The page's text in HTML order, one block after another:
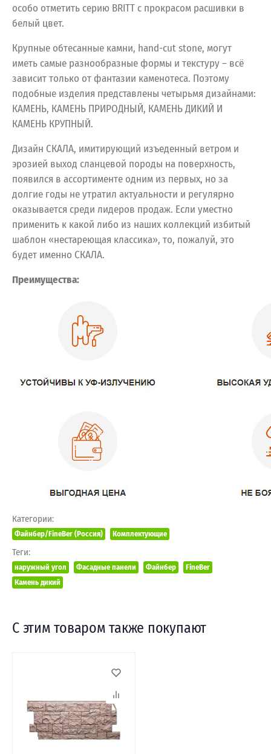
особо отметить серию BRITT с прокрасом расшивки в
белый цвет.
Крупные обтесанные камни, hand-cut stone, могут
иметь самые разнообразные формы и текстуру – всё
зависит только от фантазии каменотеса. Поэтому
подобные изделия представлены четырьмя дизайнами:
КАМЕНЬ, КАМЕНЬ ПРИРОДНЫЙ, КАМЕНЬ ДИКИЙ И
КАМЕНЬ КРУПНЫЙ.
Дизайн СКАЛА, имитирующий изъеденный ветром и
эрозией выход сланцевой породы на поверхность,
появился в ассортименте одним из первых, но за
долгие годы не утратил актуальности и регулярно
оказывается среди лидеров продаж. Если уместно
применить к какой либо из наших коллекций избитый
шаблон «нестареющая классика», то, пожалуй, это
будет именно СКАЛА.
Преимущества:
Категории:
Файнбер/FineBer (Россия) Комплектующие
Теги:
наружный угол Фасадные панели Файнбер
FineBer
Камень дикий
С этим товаром также покупают